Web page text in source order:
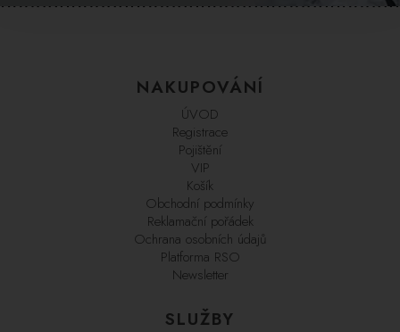
NAKUPOVÁNÍ
ÚVOD
Registrace
Pojištění
VIP
Košík
Obchodní podmínky
Reklamační pořádek
Ochrana osobních údajů
Platforma RSO
Newsletter
SLUŽBY